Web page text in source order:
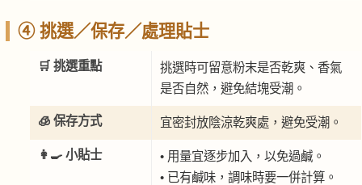
④ 挑選／保存／處理貼士
🛒 挑選重點
挑選時可留意粉末是否乾爽、香氣
是否自然，避免結塊受潮。
🧊 保存方式 宜密封放陰涼乾爽處，避免受潮。
👩‍🍳 小貼士
• 用量宜逐步加入，以免過鹹。
• 已有鹹味，調味時要一併計算。